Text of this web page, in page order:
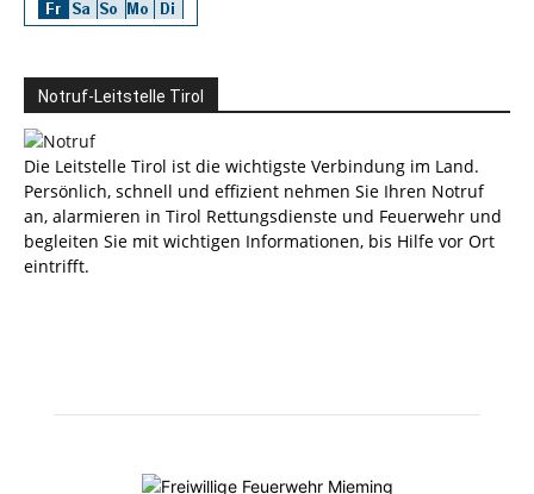
Notruf-Leitstelle Tirol
Die Leitstelle Tirol ist die wichtigste Verbindung im Land.
Persönlich, schnell und effizient nehmen Sie Ihren Notruf
an, alarmieren in Tirol Rettungsdienste und Feuerwehr und
begleiten Sie mit wichtigen Informationen, bis Hilfe vor Ort
eintrifft.